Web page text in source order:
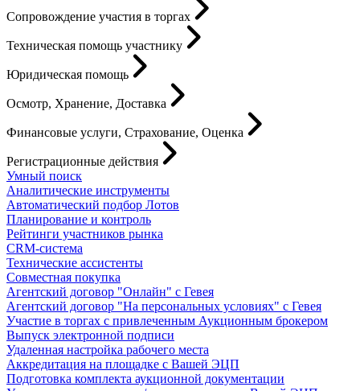
Сопровождение участия в торгах
Техническая помощь участнику
Юридическая помощь
Осмотр, Хранение, Доставка
Финансовые услуги, Страхование, Оценка
Регистрационные действия
Умный поиск
Аналитические инструменты
Автоматический подбор Лотов
Планирование и контроль
Рейтинги участников рынка
CRM-система
Технические ассистенты
Совместная покупка
Агентский договор "Онлайн" с Гевея
Агентский договор "На персональных условиях" с Гевея
Участие в торгах с привлеченным Аукционным брокером
Выпуск электронной подписи
Удаленная настройка рабочего места
Аккредитация на площадке с Вашей ЭЦП
Подготовка комплекта аукционной документации